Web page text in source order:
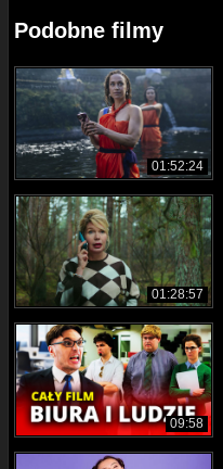
Podobne filmy
01:52:24
01:28:57
09:58